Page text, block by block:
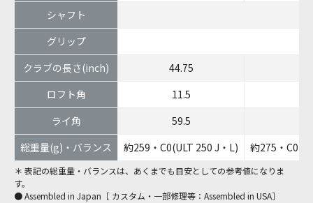
シャフト
グリップ
クラブの長さ(inch)
44.75
ロフト角
11.5
ライ角
59.5
総重量(g)・バランス
約259・C0(ULT 250 J・L) 約275・
＊ 表記の総重量・バランスは、あくまでも目安としての参考値になりま
す。
● Assembled in Japan［ カスタム・一部修理等：Assembled in USA］